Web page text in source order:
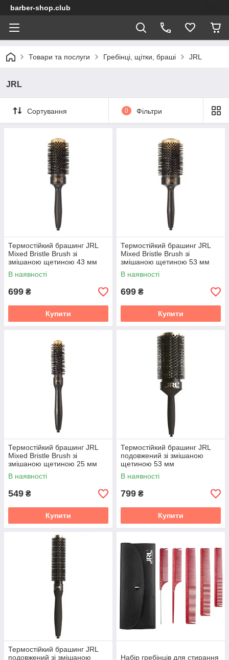
barber-shop.club
Товари та послуги Гребінці, щітки, браші JRL
JRL
Сортування 0 Фільтри
Термостійкий брашинг JRL
Mixed Bristle Brush зі
змішаною щетиною 43 мм
В наявності
699 ₴
Купити
Термостійкий брашинг JRL
Mixed Bristle Brush зі
змішаною щетиною 53 мм
В наявності
699 ₴
Купити
Термостійкий брашинг JRL
Mixed Bristle Brush зі
змішаною щетиною 25 мм
В наявності
549 ₴
Купити
Термостійкий брашинг JRL
подовжений зі змішаною
щетиною 53 мм
В наявності
799 ₴
Купити
Термостійкий брашинг JRL
подовжений зі змішаною
Набір гребінців для стирання